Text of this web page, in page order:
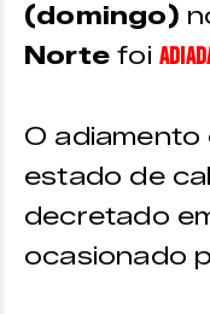
(domingo)
Nortefoi
O
estado de
decretado
ocasionado